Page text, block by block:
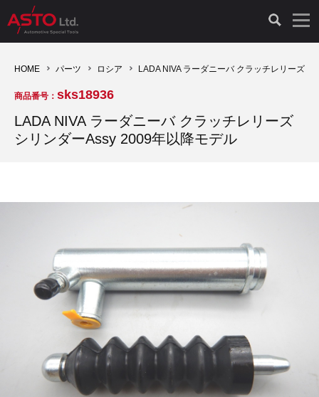
診断機（16）
キープログラマー（4）
オプション品（17）
TPMS（4）
診断テスター（10）
キープログラマー（20）
安定化電源ユニット（8）
バッテリーテスター（4）
古い車両用診断テスター（10）
バイク用診断テスター（7）
HCB TOOLS（45）
AST TOOLS（51）
ドイツ車（211）
イタリア/フランス車（27）
イギリス車（23）
アメリカ車（15）
オシロスコープ（2）
オシロ関連商品（9）
その他（8）
ドイツ車（427）
イタリア/フランス車（145）
スウェーデン車（45）
日本車（40）
ブレーキキャリパーリペアキット（368）
現品修理（77）
リビルト品（58）
イモビライザーOFF（1）
その他（6）
オシロスコープ（10）
アクセサリー（13）
HOME パーツ ロシア LADA NIVA ラーダニーバ クラッチレリーズ
商品番号： sks18936
LADA NIVA ラーダニーバ クラッチレリーズ
シリンダーAssy 2009年以降モデル